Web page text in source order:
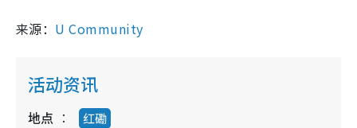
来源： U Community
活动资讯
地点 红磡